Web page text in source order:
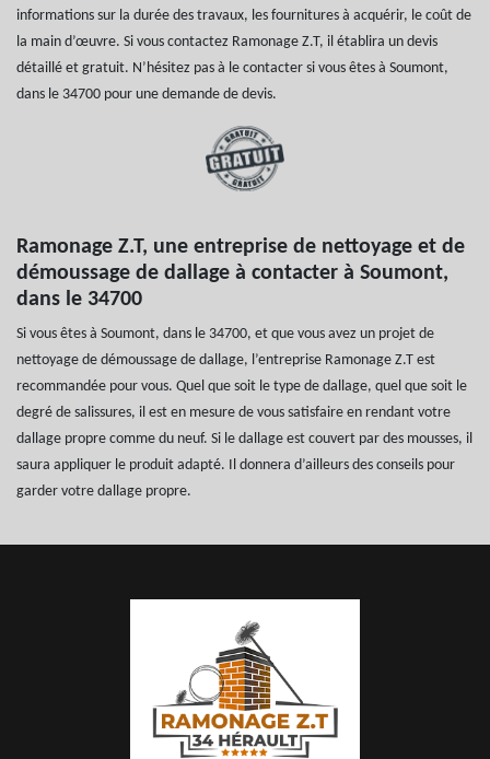
informations sur la durée des travaux, les fournitures à acquérir, le coût de
la main d’œuvre. Si vous contactez Ramonage Z.T, il établira un devis
détaillé et gratuit. N’hésitez pas à le contacter si vous êtes à Soumont,
dans le 34700 pour une demande de devis.
Ramonage Z.T, une entreprise de nettoyage et de
démoussage de dallage à contacter à Soumont,
dans le 34700
Si vous êtes à Soumont, dans le 34700, et que vous avez un projet de
nettoyage de démoussage de dallage, l’entreprise Ramonage Z.T est
recommandée pour vous. Quel que soit le type de dallage, quel que soit le
degré de salissures, il est en mesure de vous satisfaire en rendant votre
dallage propre comme du neuf. Si le dallage est couvert par des mousses, il
saura appliquer le produit adapté. Il donnera d’ailleurs des conseils pour
garder votre dallage propre.